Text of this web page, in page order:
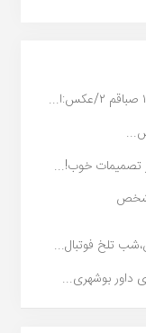
تصمیمات خوب!...
تلخ فوتبال...
داور بوشهری...